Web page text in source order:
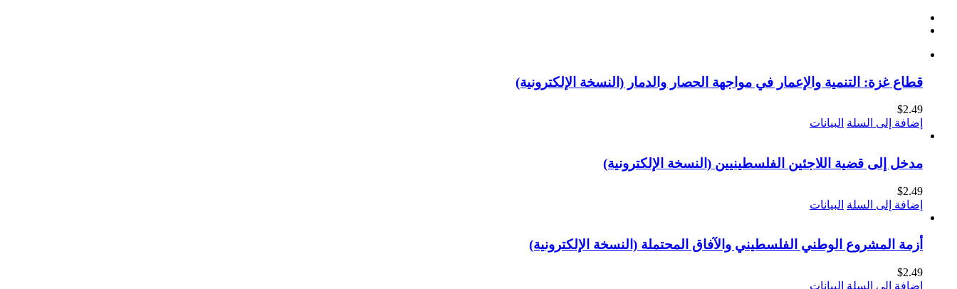
قطاع غزة: التنمية والإعمار في مواجهة الحصار والدمار (النسخة الإلكترونية)
$2.49
إضافة إلى السلة البيانات
مدخل إلى قضية اللاجئين الفلسطينيين (النسخة الإلكترونية)
$2.49
إضافة إلى السلة البيانات
أزمة المشروع الوطني الفلسطيني والآفاق المحتملة (النسخة الإلكترونية)
$2.49
إضافة إلى السلة البيانات